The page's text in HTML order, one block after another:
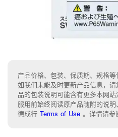
产品价格、包装、保质期、规格等
如我们未能及时更新产品信息，
品的包装说明可能含有更多本网
服用前始终阅读原产品随附的说
德成行 Terms of Use 。 详情请参